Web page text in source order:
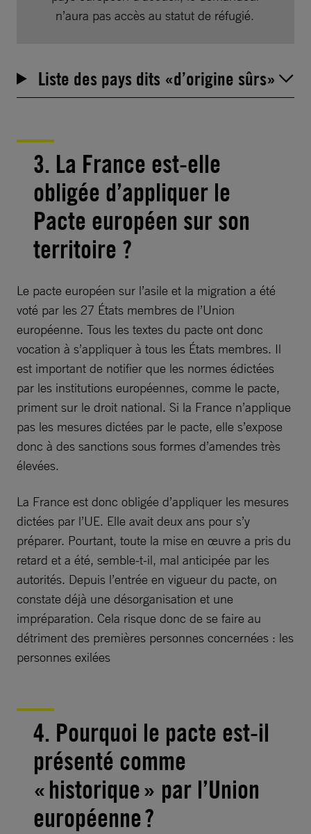
n’aura pas accès au statut de réfugié.
Liste des pays dits «d’origine sûrs»
3. La France est-elle
obligée d’appliquer le
Pacte européen sur son
territoire ?
Le pacte européen sur l’asile et la migration a été
voté par les 27 États membres de l’Union
européenne. Tous les textes du pacte ont donc
vocation à s’appliquer à tous les États membres. Il
est important de notifier que les normes édictées
par les institutions européennes, comme le pacte,
priment sur le droit national. Si la France n’applique
pas les mesures dictées par le pacte, elle s’expose
donc à des sanctions sous formes d’amendes très
élevées.
La France est donc obligée d’appliquer les mesures
dictées par l’UE. Elle avait deux ans pour s’y
préparer. Pourtant, toute la mise en œuvre a pris du
retard et a été, semble-t-il, mal anticipée par les
autorités. Depuis l’entrée en vigueur du pacte, on
constate déjà une désorganisation et une
impréparation. Cela risque donc de se faire au
détriment des premières personnes concernées : les
personnes exilées
4. Pourquoi le pacte est-il
présenté comme
« historique » par l’Union
européenne ?